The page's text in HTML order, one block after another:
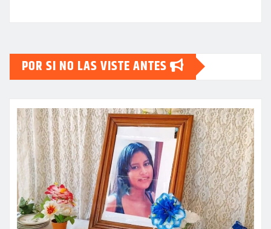
POR SI NO LAS VISTE ANTES